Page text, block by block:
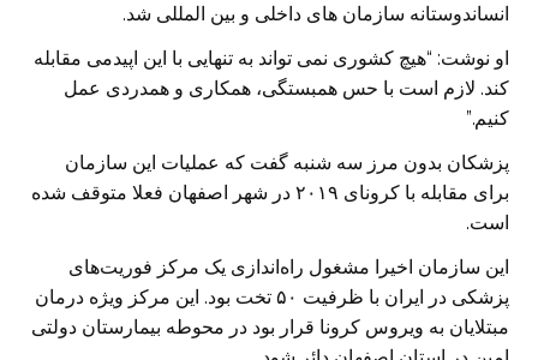
انساندوستانه سازمان های داخلی و بین المللی شد.
او نوشت: “هیچ کشوری نمی تواند به تنهایی با این اپیدمی مقابله
کند. لازم است با حس همبستگی، همکاری و همدردی عمل
کنیم.”
پزشکان بدون مرز سه شنبه گفت که عملیات این سازمان
برای مقابله با کرونای ٢٠١٩ در شهر اصفهان فعلا متوقف شده
است.
این سازمان اخیرا مشغول راه‌اندازی یک مرکز فوریت‌های
پزشکی در ایران با ظرفیت ۵۰ تخت بود. این مرکز ویژه درمان
مبتلایان به ویروس کرونا قرار بود در محوطه بیمارستان دولتی